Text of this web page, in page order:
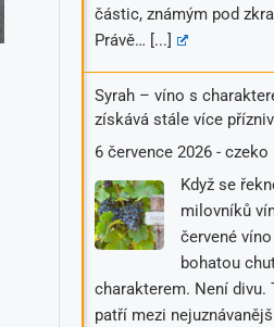
částic, známým pod
Právě… [...]
Syrah – víno s
získává stále více
6 července 2026 - czeko
Když se
milovníků
červené
bohatou
charakterem. Není divu.
patří mezi